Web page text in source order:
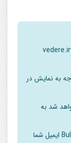
به نمایش در
شد به
ممکن است ایمیل ارسالی به پوشه اسپم یا Bulk ایمیل شما